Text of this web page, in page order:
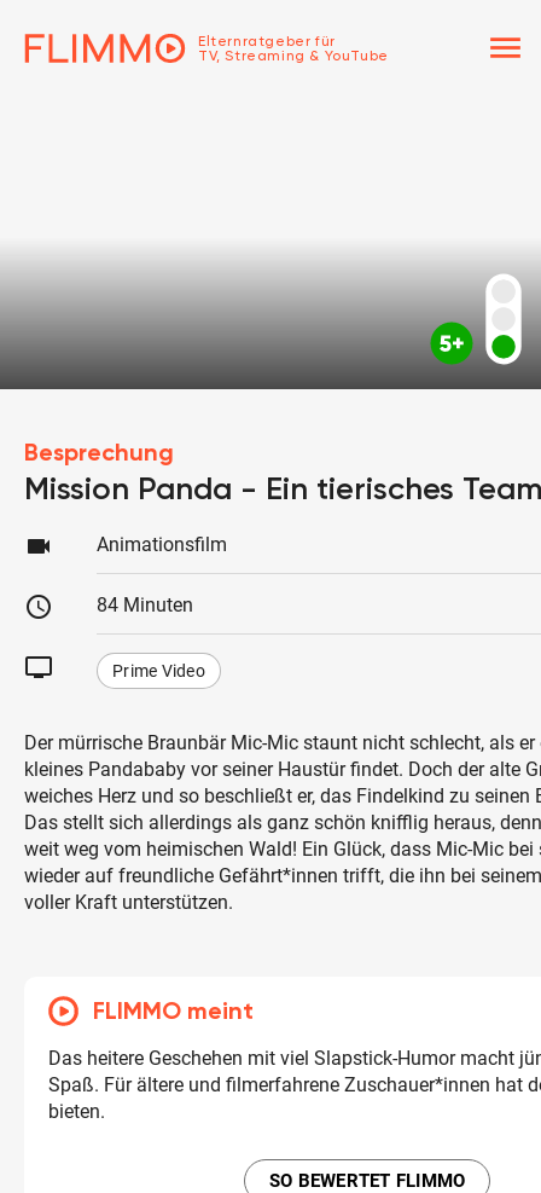
Elternratgeber für
TV, Streaming & YouTube
menu
Besprechung
Mission Panda - Ein tierisches
videocam Animationsfilm
schedule 84 Minuten
tv Prime Video
Der mürrische Braunbär Mic-Mic staunt nicht schlecht, als
kleines Pandababy vor seiner Haustür findet. Doch der alte
weiches Herz und so beschließt er, das Findelkind zu seinen
Das stellt sich allerdings als ganz schön knifflig heraus,
weit weg vom heimischen Wald! Ein Glück, dass Mic-Mic bei
wieder auf freundliche Gefährt*innen trifft, die ihn bei
voller Kraft unterstützen.
FLIMMO meint
Das heitere Geschehen mit viel Slapstick-Humor macht
Spaß. Für ältere und filmerfahrene Zuschauer*innen hat
bieten.
SO BEWERTET FLIMMO